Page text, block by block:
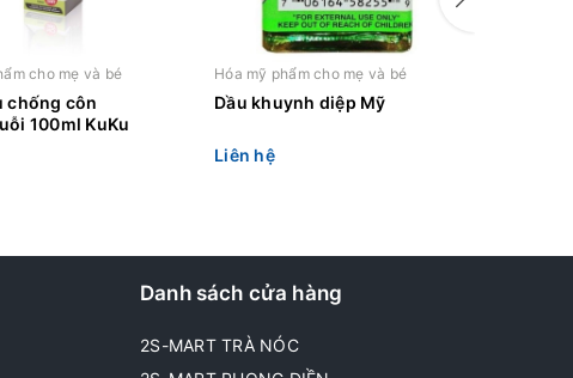
cho mẹ và bé
chống côn
100ml KuKu
Hóa mỹ phẩm cho mẹ và bé
Dầu khuynh diệp Mỹ
Liên hệ
Danh sách cửa hàng
2S-MART TRÀ NÓC